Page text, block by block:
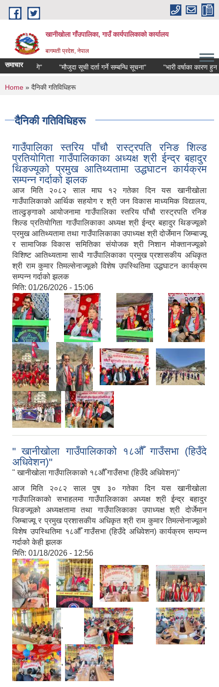
Skip to main content
खानीखोला गाँउपालिका, गाउँ कार्यपालिकाको कार्यालय
बागमती प्रदेश, नेपाल
समाचार
लागि" "मौजुदा सूची दर्ता गर्ने सम्बन्धि सूचना" "भारी वर्षाका कारण हुन सक्ने
You are here
Home » दैनिकी गतिविधिहरू
दैनिकी गतिविधिहरू
गाउँपालिका स्तरिय पाँचौ रास्ट्रपति रनिङ शिल्ड
प्रतियोगिता गाउँपालिकाका अध्यक्ष श्री ईन्द्र बहादुर
थिङज्यूको प्रमुख आतिथ्यतामा उद्धघाटन कार्यक्रम
सम्पन्न गर्दाको झलक
आज मिति २०८२ साल माघ १२ गतेका दिन यस खानीखोला
गाउँपालिकाको आर्थिक सहयोग र श्री जन विकास माध्यमिक विद्यालय,
ताल्ढुङ्गाको आयोजनामा गाउँपालिका स्तरिय पाँचौ रास्ट्रपति रनिङ
शिल्ड प्रतियोगिता गाउँपालिकाका अध्यक्ष श्री ईन्द्र बहादुर थिङज्यूको
प्रमुख आतिथ्यतामा तथा गाउँपालिकाका उपाध्यक्ष श्री दोर्जेमान जिम्बाज्यू
र सामाजिक विकास समितिका संयोजक श्री निशान मोक्तानज्यूको
विशिष्ट आतिथ्यतामा साथै गाउँपालिकाका प्रमुख प्रशासकीय अधिकृत
श्री राम कुमार तिमल्सेनाज्यूको विशेष उपस्थितिमा उद्धघाटन कार्यक्रम
सम्पन्न गर्दाको झलक
मिति: 01/26/2026 - 15:06
, , , ,
, , , ,
,
" खानीखोला गाउँपालिकाको १८औँ गाउँसभा (हिउँदे
अधिवेशन)"
" खानीखोला गाउँपालिकाको १८औँ गाउँसभा (हिउँदे अधिवेशन)"
आज मिति २०८२ साल पुष ३० गतेका दिन यस खानीखोला
गाउँपालिकाको सभाहलमा गाउँपालिकाका अध्यक्ष श्री ईन्द्र बहादुर
थिङज्यूको अध्यक्षतामा तथा गाउँपालिकाका उपाध्यक्ष श्री दोर्जेमान
जिम्बाज्यू र प्रमुख प्रशासकीय अधिकृत श्री राम कुमार तिमल्सेनाज्यूको
विशेष उपस्थितिमा १८औँ गाउँसभा (हिउँदे अधिवेशन) कार्यक्रम सम्पन्न
गर्दाको केही झलक
मिति: 01/18/2026 - 12:56
, , , ,
, , ,
,